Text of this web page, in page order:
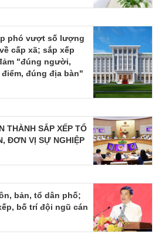
phó vượt số lượng
cấp xã; sắp xếp
"đúng người,
đúng địa bàn"
THÀNH SẮP XẾP TỔ
ĐƠN VỊ SỰ NGHIỆP
bản, tổ dân phố;
bố trí đội ngũ cán